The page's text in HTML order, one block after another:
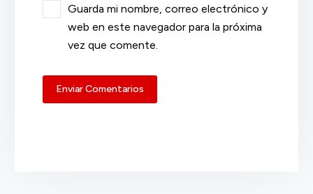
Guarda mi nombre, correo electrónico y
web en este navegador para la próxima
vez que comente.
Enviar Comentarios